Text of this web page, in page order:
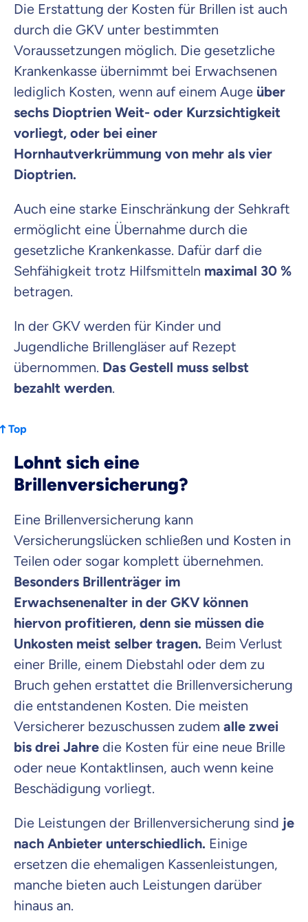
Die Erstattung der Kosten für Brillen ist auch
durch die GKV unter bestimmten
Voraussetzungen möglich. Die gesetzliche
Krankenkasse übernimmt bei Erwachsenen
lediglich Kosten, wenn auf einem Auge über
sechs Dioptrien Weit- oder Kurzsichtigkeit
vorliegt, oder bei einer
Hornhautverkrümmung von mehr als vier
Dioptrien.
Auch eine starke Einschränkung der Sehkraft
ermöglicht eine Übernahme durch die
gesetzliche Krankenkasse. Dafür darf die
Sehfähigkeit trotz Hilfsmitteln maximal 30 %
betragen.
In der GKV werden für Kinder und
Jugendliche Brillengläser auf Rezept
übernommen. Das Gestell muss selbst
bezahlt werden.
Top
Lohnt sich eine
Brillenversicherung?
Eine Brillenversicherung kann
Versicherungslücken schließen und Kosten in
Teilen oder sogar komplett übernehmen.
Besonders Brillenträger im
Erwachsenenalter in der GKV können
hiervon profitieren, denn sie müssen die
Unkosten meist selber tragen. Beim Verlust
einer Brille, einem Diebstahl oder dem zu
Bruch gehen erstattet die Brillenversicherung
die entstandenen Kosten. Die meisten
Versicherer bezuschussen zudem alle zwei
bis drei Jahre die Kosten für eine neue Brille
oder neue Kontaktlinsen, auch wenn keine
Beschädigung vorliegt.
Die Leistungen der Brillen­versicherung sind je
nach Anbieter unterschiedlich. Einige
ersetzen die ehemaligen Kassenleistungen,
manche bieten auch Leistungen darüber
hinaus an.